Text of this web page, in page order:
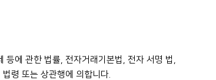
에 관한 법률, 전자거래기본법, 전자 서명 법,
령 또는 상관행에 의합니다.